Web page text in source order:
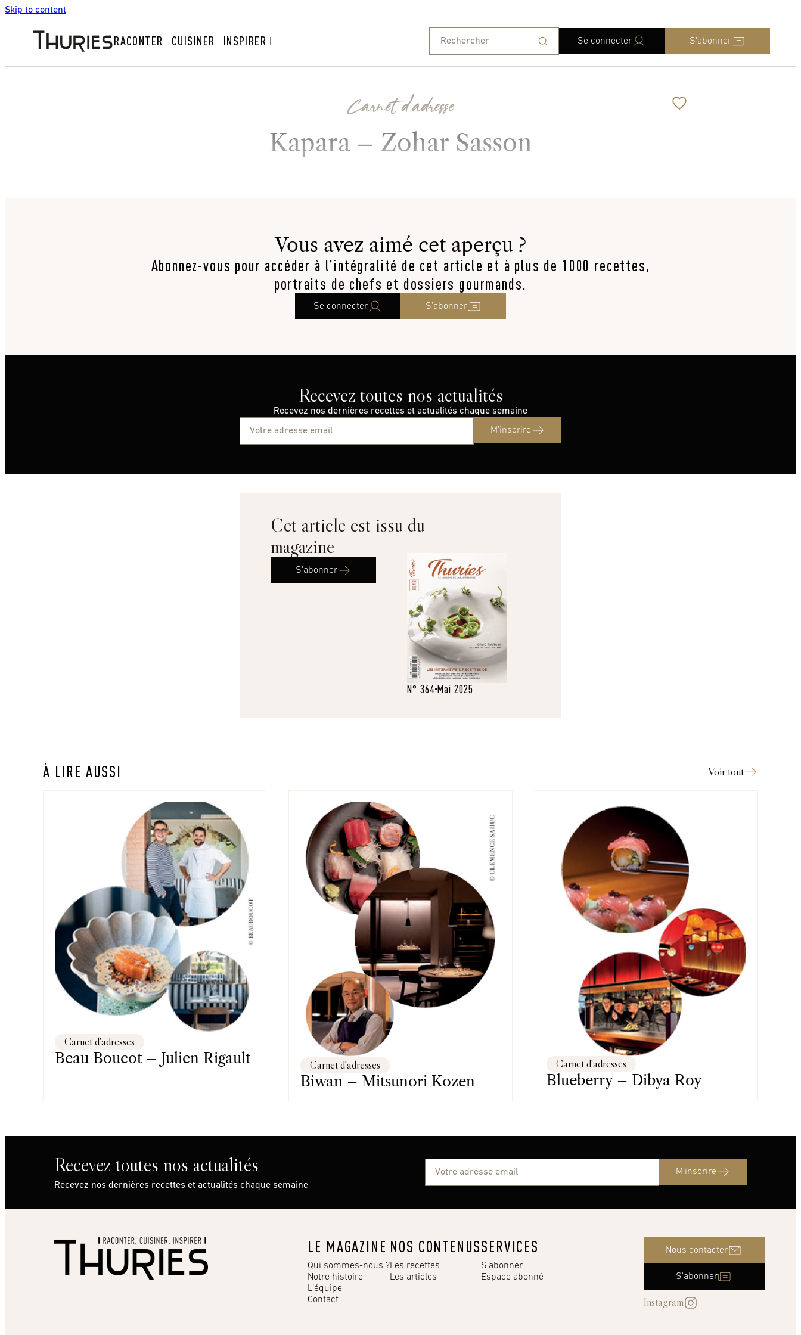
Skip to content
RACONTER CUISINER INSPIRER Se connecter S'abonner
Carnet d'adresse
Kapara – Zohar Sasson
Vous avez aimé cet aperçu ?
Abonnez-vous pour accéder à l’intégralité de cet article et à plus de 1000 recettes,
portraits de chefs et dossiers gourmands.
Se connecter S’abonner
Recevez toutes nos actualités
Recevez nos dernières recettes et actualités chaque semaine
M'inscrire
Cet article est issu du
magazine
S'abonner
N° 364 Mai 2025
À LIRE AUSSI Voir tout
Carnet d'adresses
Beau Boucot – Julien Rigault Carnet d'adresses
Biwan – Mitsunori Kozen
Carnet d'adresses
Blueberry – Dibya Roy
Recevez toutes nos actualités
Recevez nos dernières recettes et actualités chaque semaine
M'inscrire
LE MAGAZINE
Qui sommes-nous ?
Notre histoire
L’équipe
Contact
NOS CONTENUS
Les recettes
Les articles
SERVICES
S'abonner
Espace abonné
Nous contacter
S'abonner
Instagram